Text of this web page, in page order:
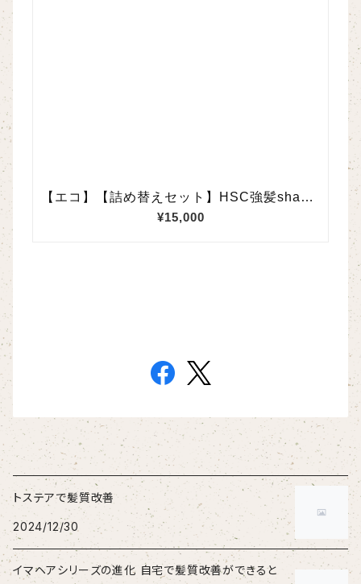
トステアで髪質改善
2024/12/30
イマヘアシリーズの進化 自宅で髪質改善ができると